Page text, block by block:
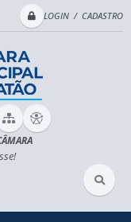
LOGIN / CADASTRO